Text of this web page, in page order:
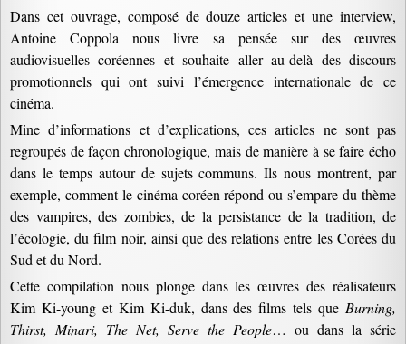
Dans cet ouvrage, composé de douze articles et une interview,
Antoine Coppola nous livre sa pensée sur des œuvres
audiovisuelles coréennes et souhaite aller au-delà des discours
promotionnels qui ont suivi l’émergence internationale de ce
cinéma.
Mine d’informations et d’explications, ces articles ne sont pas
regroupés de façon chronologique, mais de manière à se faire écho
dans le temps autour de sujets communs. Ils nous montrent, par
exemple, comment le cinéma coréen répond ou s’empare du thème
des vampires, des zombies, de la persistance de la tradition, de
l’écologie, du film noir, ainsi que des relations entre les Corées du
Sud et du Nord.
Cette compilation nous plonge dans les œuvres des réalisateurs
Kim Ki-young et Kim Ki-duk, dans des films tels que Burning,
Thirst, Minari, The Net, Serve the People… ou dans la série